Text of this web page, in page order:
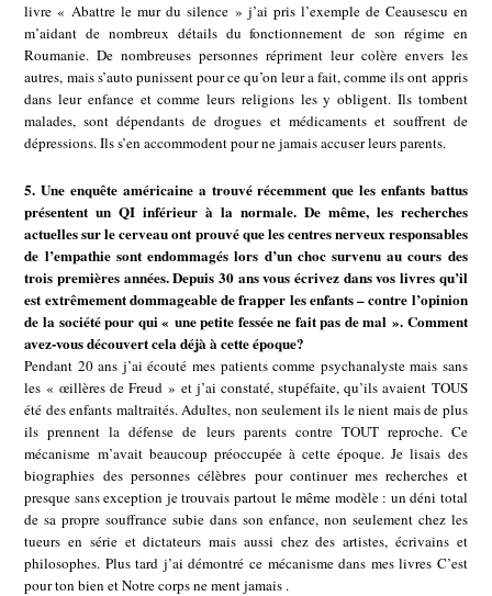
livre « Abattre le mur du silence » j’ai pris l’exemple de Ceausescu en
m’aidant de nombreux détails du fonctionnement de son régime en
Roumanie. De nombreuses personnes répriment leur colère envers les
autres, mais s’auto punissent pour ce qu’on leur a fait, comme ils ont appris
dans leur enfance et comme leurs religions les y obligent. Ils tombent
malades, sont dépendants de drogues et médicaments et souffrent de
dépressions. Ils s’en accommodent pour ne jamais accuser leurs parents.
5. Une enquête américaine a trouvé récemment que les enfants battus
présentent un QI inférieur à la normale. De même, les recherches
actuelles sur le cerveau ont prouvé que les centres nerveux responsables
de l’empathie sont endommagés lors d’un choc survenu au cours des
trois premières années. Depuis 30 ans vous écrivez dans vos livres qu’il
est extrêmement dommageable de frapper les enfants – contre l’opinion
de la société pour qui « une petite fessée ne fait pas de mal ». Comment
avez-vous découvert cela déjà à cette époque?
Pendant 20 ans j’ai écouté mes patients comme psychanalyste mais sans
les « œillères de Freud » et j’ai constaté, stupéfaite, qu’ils avaient TOUS
été des enfants maltraités. Adultes, non seulement ils le nient mais de plus
ils prennent la défense de leurs parents contre TOUT reproche. Ce
mécanisme m’avait beaucoup préoccupée à cette époque. Je lisais des
biographies des personnes célèbres pour continuer mes recherches et
presque sans exception je trouvais partout le même modèle : un déni total
de sa propre souffrance subie dans son enfance, non seulement chez les
tueurs en série et dictateurs mais aussi chez des artistes, écrivains et
philosophes. Plus tard j’ai démontré ce mécanisme dans mes livres C’est
pour ton bien et Notre corps ne ment jamais .